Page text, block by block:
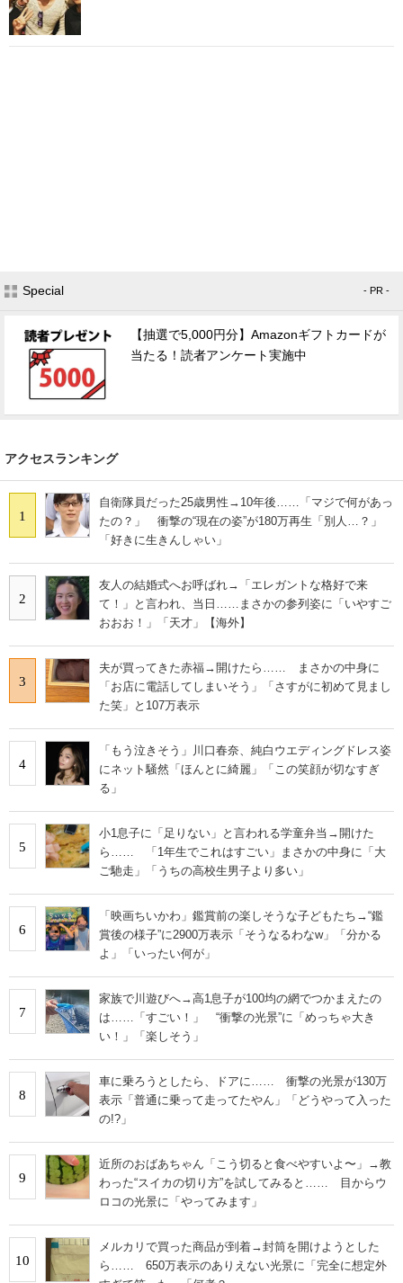
Special - PR -
【抽選で5,000円分】Amazonギフトカードが
当たる！読者アンケート実施中
アクセスランキング
1
自衛隊員だった25歳男性→10年後……「マジで何があっ
たの？」 衝撃の“現在の姿”が180万再生「別人…？」
「好きに生きんしゃい」
2
友人の結婚式へお呼ばれ→「エレガントな格好で来
て！」と言われ、当日……まさかの参列姿に「いやすご
おおお！」「天才」【海外】
3
夫が買ってきた赤福→開けたら…… まさかの中身に
「お店に電話してしまいそう」「さすがに初めて見まし
た笑」と107万表示
4
「もう泣きそう」川口春奈、純白ウエディングドレス姿
にネット騒然「ほんとに綺麗」「この笑顔が切なすぎ
る」
5
小1息子に「足りない」と言われる学童弁当→開けた
ら…… 「1年生でこれはすごい」まさかの中身に「大
ご馳走」「うちの高校生男子より多い」
6
「映画ちいかわ」鑑賞前の楽しそうな子どもたち→“鑑
賞後の様子”に2900万表示「そうなるわなw」「分かる
よ」「いったい何が」
7
家族で川遊びへ→高1息子が100均の網でつかまえたの
は……「すごい！」 “衝撃の光景”に「めっちゃ大き
い！」「楽しそう」
8
車に乗ろうとしたら、ドアに…… 衝撃の光景が130万
表示「普通に乗って走ってたやん」「どうやって入った
の!?」
9
近所のおばあちゃん「こう切ると食べやすいよ〜」→教
わった“スイカの切り方”を試してみると…… 目からウ
ロコの光景に「やってみます」
10
メルカリで買った商品が到着→封筒を開けようとした
ら…… 650万表示のありえない光景に「完全に想定外